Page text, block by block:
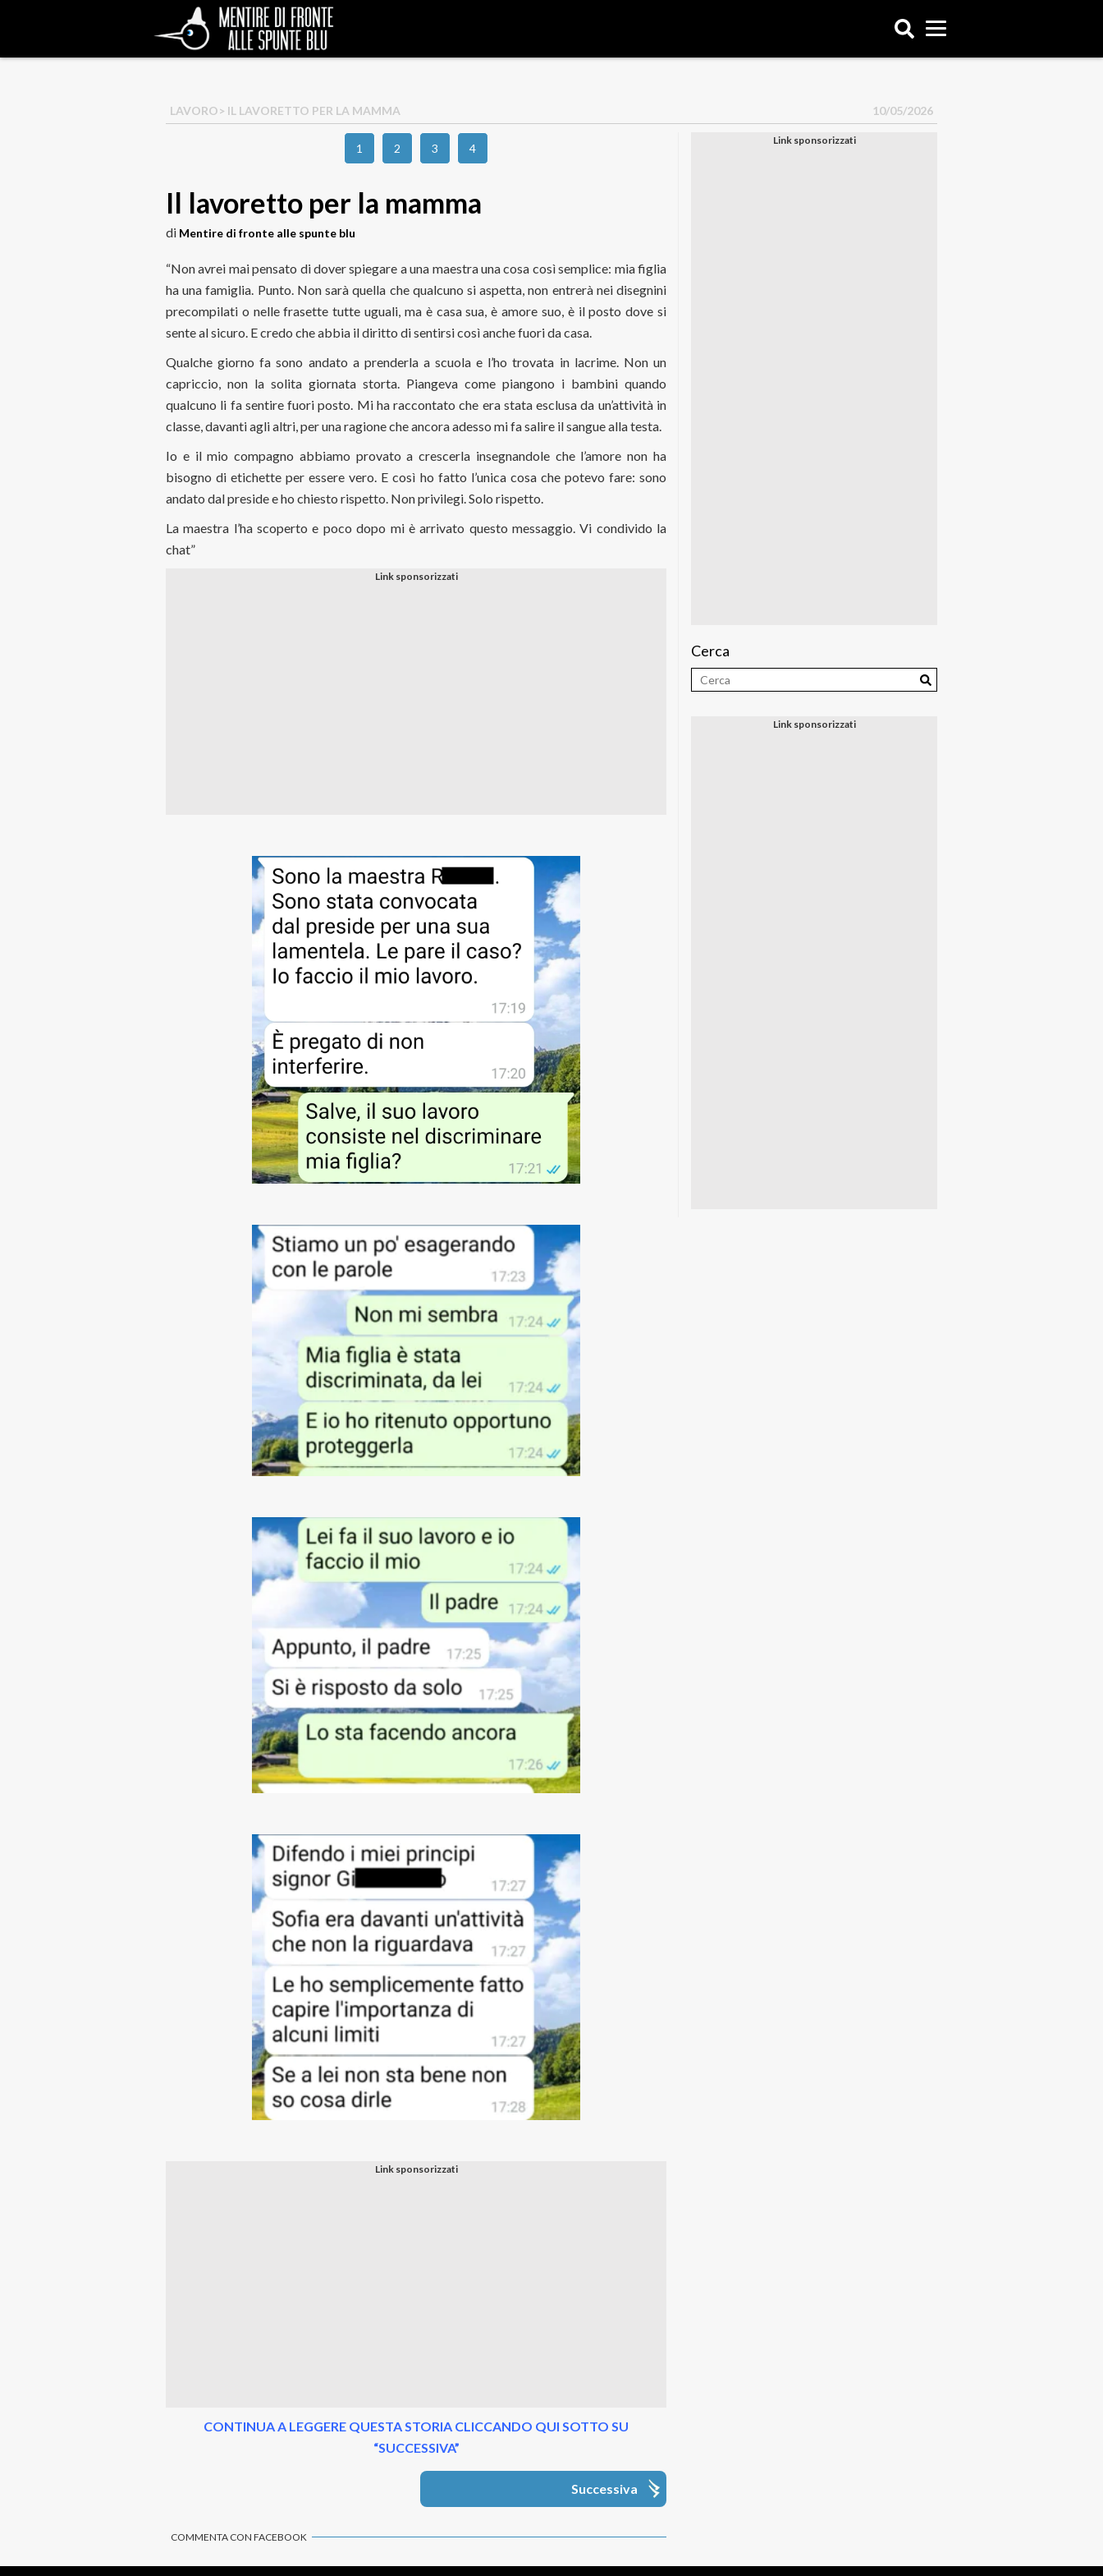
LAVORO> IL LAVORETTO PER LA MAMMA 10/05/2026
1 2 3 4
Il lavoretto per la mamma
di Mentire di fronte alle spunte blu
“Non avrei mai pensato di dover spiegare a una maestra una cosa così semplice: mia figlia
ha una famiglia. Punto. Non sarà quella che qualcuno si aspetta, non entrerà nei disegnini
precompilati o nelle frasette tutte uguali, ma è casa sua, è amore suo, è il posto dove si
sente al sicuro. E credo che abbia il diritto di sentirsi così anche fuori da casa.
Qualche giorno fa sono andato a prenderla a scuola e l’ho trovata in lacrime. Non un
capriccio, non la solita giornata storta. Piangeva come piangono i bambini quando
qualcuno li fa sentire fuori posto. Mi ha raccontato che era stata esclusa da un’attività in
classe, davanti agli altri, per una ragione che ancora adesso mi fa salire il sangue alla testa.
Io e il mio compagno abbiamo provato a crescerla insegnandole che l’amore non ha
bisogno di etichette per essere vero. E così ho fatto l’unica cosa che potevo fare: sono
andato dal preside e ho chiesto rispetto. Non privilegi. Solo rispetto.
La maestra l’ha scoperto e poco dopo mi è arrivato questo messaggio. Vi condivido la
chat”
CONTINUA A LEGGERE QUESTA STORIA CLICCANDO QUI SOTTO SU
“SUCCESSIVA”
Successiva
COMMENTA CON FACEBOOK
Cerca